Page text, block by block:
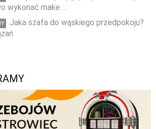
wykonać make …
Jaka szafa do wąskiego przedpokoju?